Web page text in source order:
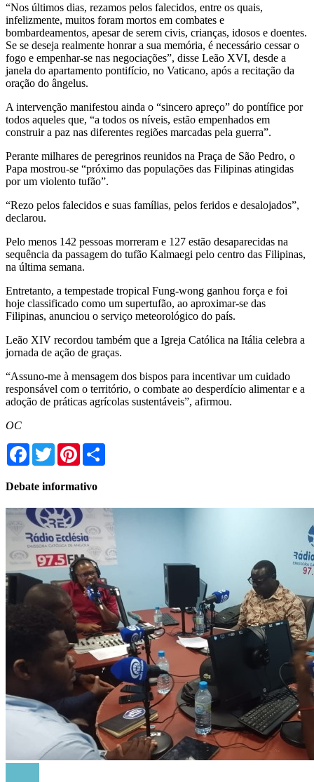
“Nos últimos dias, rezamos pelos falecidos, entre os quais,
infelizmente, muitos foram mortos em combates e
bombardeamentos, apesar de serem civis, crianças, idosos e doentes.
Se se deseja realmente honrar a sua memória, é necessário cessar o
fogo e empenhar-se nas negociações”, disse Leão XVI, desde a
janela do apartamento pontifício, no Vaticano, após a recitação da
oração do ângelus.
A intervenção manifestou ainda o “sincero apreço” do pontífice por
todos aqueles que, “a todos os níveis, estão empenhados em
construir a paz nas diferentes regiões marcadas pela guerra”.
Perante milhares de peregrinos reunidos na Praça de São Pedro, o
Papa mostrou-se “próximo das populações das Filipinas atingidas
por um violento tufão”.
“Rezo pelos falecidos e suas famílias, pelos feridos e desalojados”,
declarou.
Pelo menos 142 pessoas morreram e 127 estão desaparecidas na
sequência da passagem do tufão Kalmaegi pelo centro das Filipinas,
na última semana.
Entretanto, a tempestade tropical Fung-wong ganhou força e foi
hoje classificado como um supertufão, ao aproximar-se das
Filipinas, anunciou o serviço meteorológico do país.
Leão XIV recordou também que a Igreja Católica na Itália celebra a
jornada de ação de graças.
“Assuno-me à mensagem dos bispos para incentivar um cuidado
responsável com o território, o combate ao desperdício alimentar e a
adoção de práticas agrícolas sustentáveis”, afirmou.
OC
Facebook
TwitterPinterest
Debate informativo